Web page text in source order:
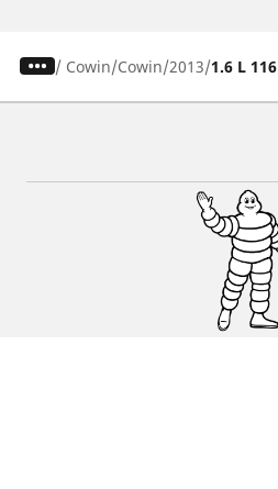
/ Cowin Cowin 2013 1.6 L 116